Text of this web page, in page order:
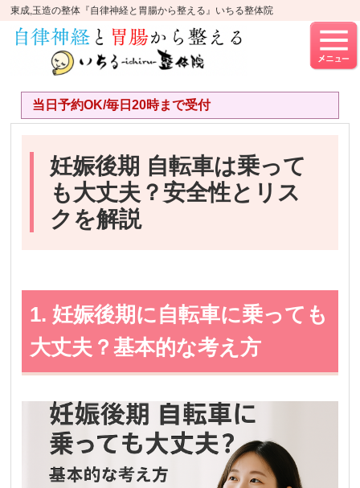
東成,玉造の整体『自律神経と胃腸から整える』いちる整体院
当日予約OK/毎日20時まで受付
妊娠後期 自転車は乗って
も大丈夫？安全性とリス
クを解説
1. 妊娠後期に自転車に乗っても
大丈夫？基本的な考え方